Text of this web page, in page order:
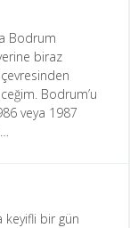
Bodrum
biraz
Bodrum’u
veya 1987
keyifli bir gün